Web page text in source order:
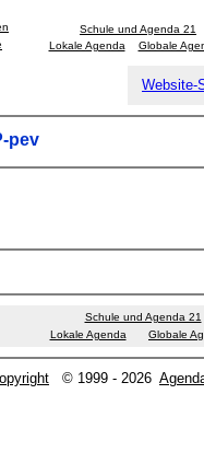
Schule und Agenda 21
Lokale Agenda
Globale
Website-
pev
Schule und Agenda 21
Lokale Agenda
Globale
© 1999 - 2026